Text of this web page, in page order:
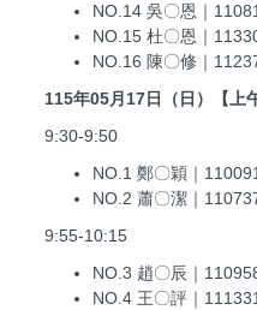
NO.14 吳〇恩｜
NO.15 杜〇恩｜
NO.16 陳〇修｜
115年05月17日（日）【上
9:30-9:50
NO.1 鄭〇穎｜
NO.2 蕭〇潔｜
9:55-10:15
NO.3 趙〇辰｜
NO.4 王〇評｜